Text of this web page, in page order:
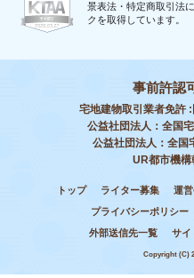
景表法・特定商取引法
クを取得しています。
事前許認
宅地建物取引業者免許
公益社団法人：全国
公益社団法人：全国
UR都市機
トップ ライター募集 運
プライバシーポリシー
外部送信先一覧
サイ
Copyright (C)